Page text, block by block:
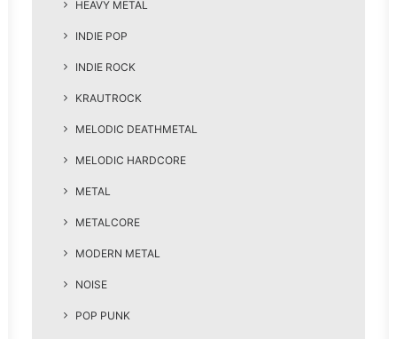
HEAVY METAL
INDIE POP
INDIE ROCK
KRAUTROCK
MELODIC DEATHMETAL
MELODIC HARDCORE
METAL
METALCORE
MODERN METAL
NOISE
POP PUNK